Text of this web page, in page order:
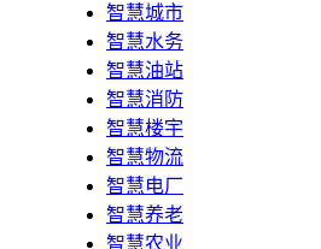
智慧城市
智慧水务
智慧油站
智慧消防
智慧楼宇
智慧物流
智慧电厂
智慧养老
智慧农业